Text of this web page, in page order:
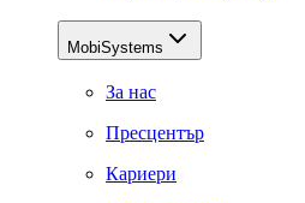
MobiSystems
За нас
Пресцентър
Кариери